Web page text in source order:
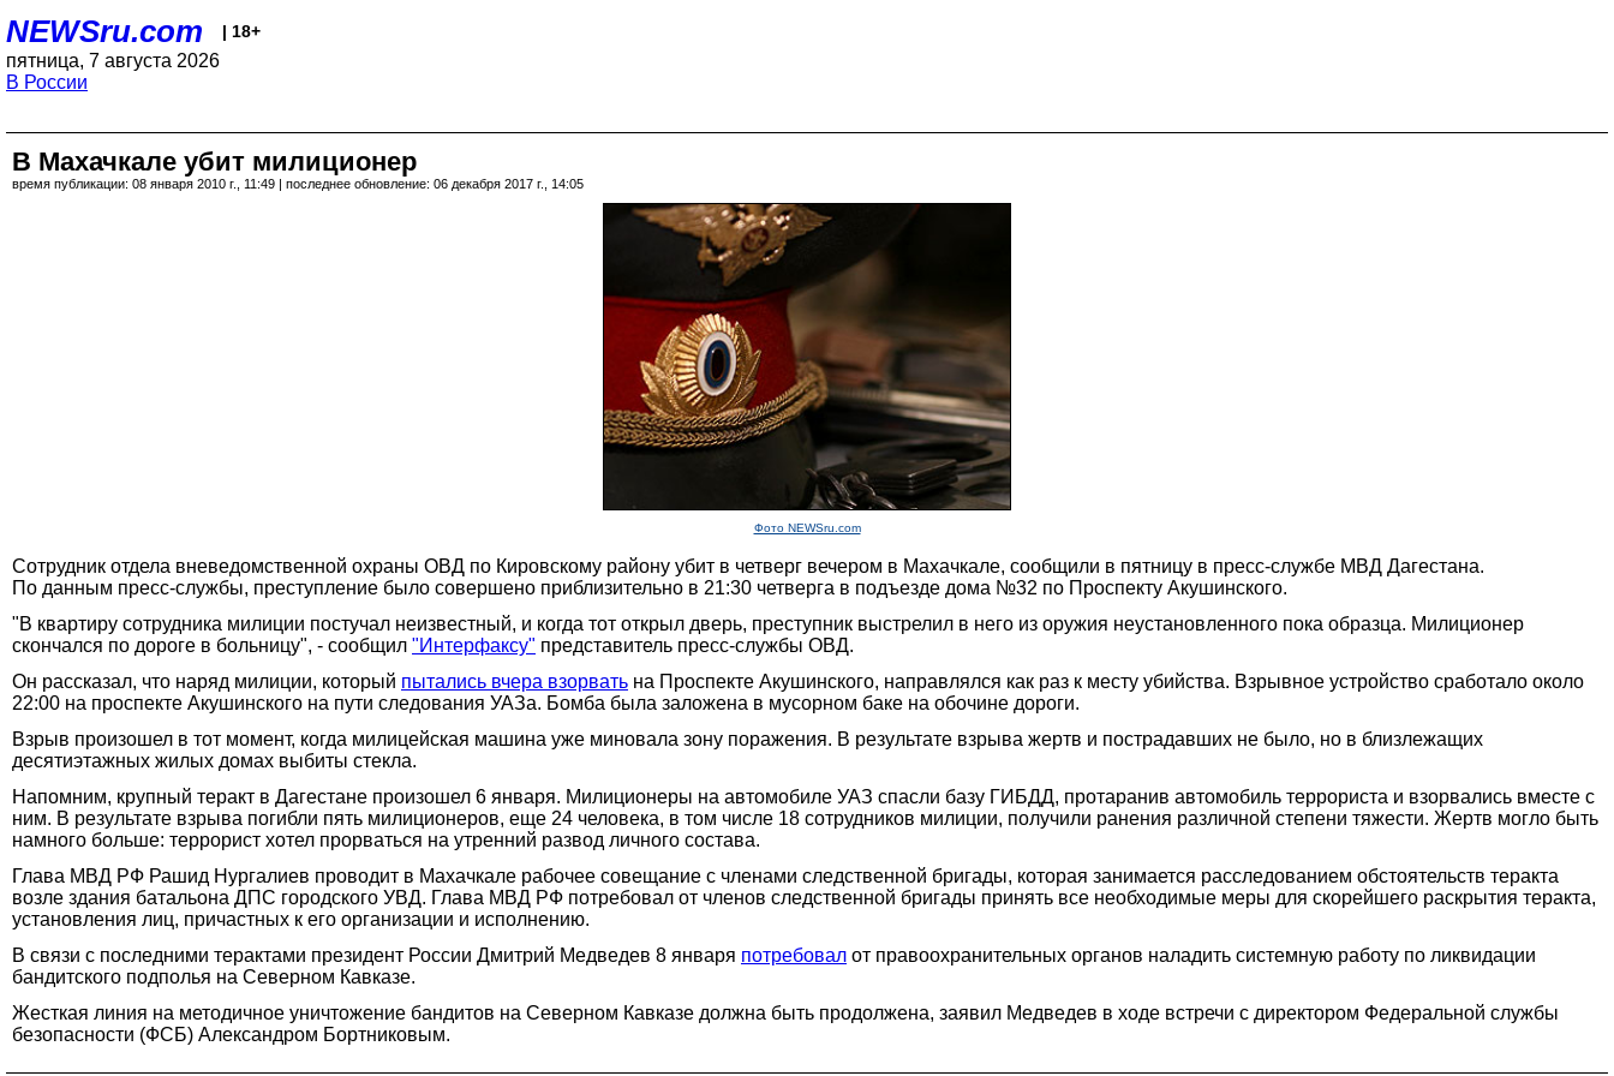
NEWSru.com | 18+
пятница, 7 августа 2026
В России
В Махачкале убит милиционер
время публикации: 08 января 2010 г., 11:49 | последнее обновление: 06 декабря 2017 г., 14:05
Фото NEWSru.com
Сотрудник отдела вневедомственной охраны ОВД по Кировскому району убит в четверг вечером в Махачкале, сообщили в пятницу в пресс-службе МВД Дагестана.
По данным пресс-службы, преступление было совершено приблизительно в 21:30 четверга в подъезде дома №32 по Проспекту Акушинского.
"В квартиру сотрудника милиции постучал неизвестный, и когда тот открыл дверь, преступник выстрелил в него из оружия неустановленного пока образца. Милиционер
скончался по дороге в больницу", - сообщил "Интерфаксу" представитель пресс-службы ОВД.
Он рассказал, что наряд милиции, который пытались вчера взорвать на Проспекте Акушинского, направлялся как раз к месту убийства. Взрывное устройство сработало около
22:00 на проспекте Акушинского на пути следования УАЗа. Бомба была заложена в мусорном баке на обочине дороги.
Взрыв произошел в тот момент, когда милицейская машина уже миновала зону поражения. В результате взрыва жертв и пострадавших не было, но в близлежащих
десятиэтажных жилых домах выбиты стекла.
Напомним, крупный теракт в Дагестане произошел 6 января. Милиционеры на автомобиле УАЗ спасли базу ГИБДД, протаранив автомобиль террориста и взорвались вместе с
ним. В результате взрыва погибли пять милиционеров, еще 24 человека, в том числе 18 сотрудников милиции, получили ранения различной степени тяжести. Жертв могло быть
намного больше: террорист хотел прорваться на утренний развод личного состава.
Глава МВД РФ Рашид Нургалиев проводит в Махачкале рабочее совещание с членами следственной бригады, которая занимается расследованием обстоятельств теракта
возле здания батальона ДПС городского УВД. Глава МВД РФ потребовал от членов следственной бригады принять все необходимые меры для скорейшего раскрытия теракта,
установления лиц, причастных к его организации и исполнению.
В связи с последними терактами президент России Дмитрий Медведев 8 января потребовал от правоохранительных органов наладить системную работу по ликвидации
бандитского подполья на Северном Кавказе.
Жесткая линия на методичное уничтожение бандитов на Северном Кавказе должна быть продолжена, заявил Медведев в ходе встречи с директором Федеральной службы
безопасности (ФСБ) Александром Бортниковым.